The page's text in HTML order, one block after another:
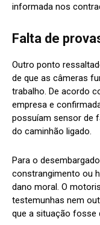
informada nos
Falta de
Outro ponto
de que as câmeras
trabalho. De acordo
empresa e
possuíam sensor de
do caminhão ligado.
Para o
constrangimento ou
dano moral. O
testemunhas nem
que a situação fosse